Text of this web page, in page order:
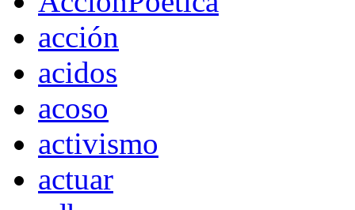
acción
acidos
acoso
activismo
actuar